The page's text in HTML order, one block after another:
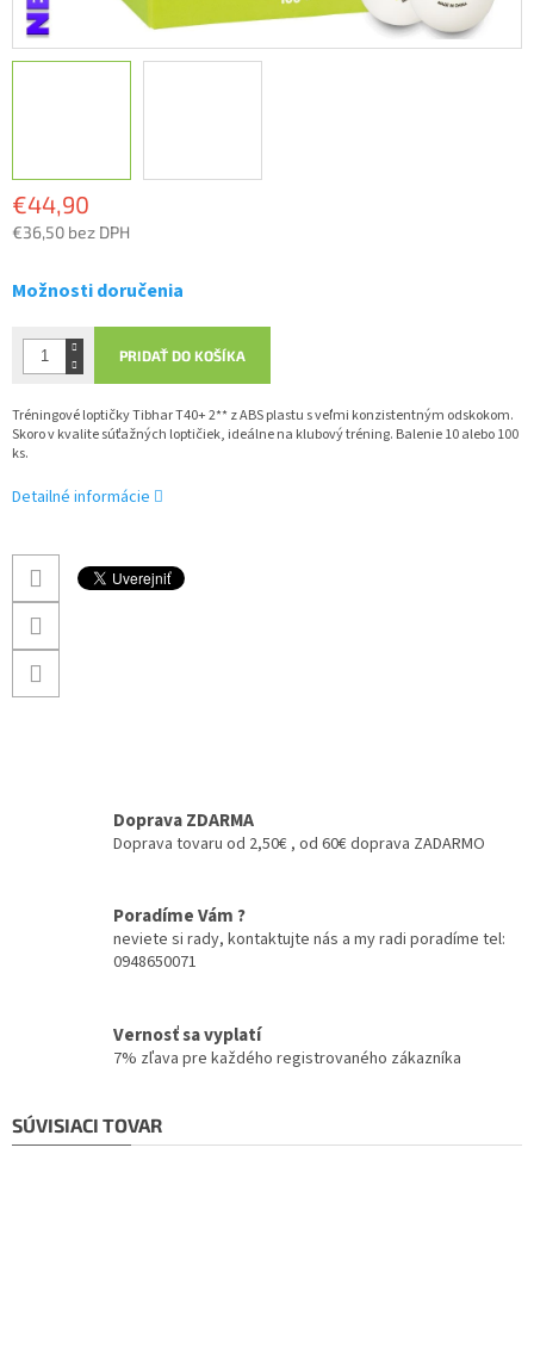
€44,90
€36,50 bez DPH
cena:
Možnosti doručenia
PRIDAŤ DO KOŠÍKA
Tréningové loptičky Tibhar T40+ 2** z ABS plastu s veľmi konzistentným odskokom.
Skoro v kvalite súťažných loptičiek, ideálne na klubový tréning. Balenie 10 alebo 100
ks.
Detailné informácie
Doprava ZDARMA
Doprava tovaru od 2,50€ , od 60€ doprava ZADARMO
Poradíme Vám ?
neviete si rady, kontaktujte nás a my radi poradíme tel:
0948650071
Vernosť sa vyplatí
7% zľava pre každého registrovaného zákazníka
SÚVISIACI TOVAR